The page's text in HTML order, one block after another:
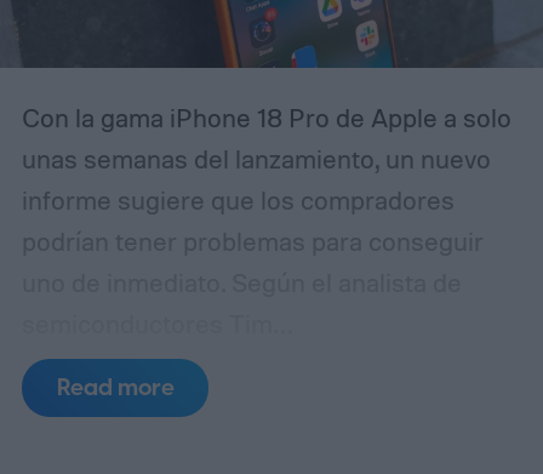
Con la gama iPhone 18 Pro de Apple a solo
unas semanas del lanzamiento, un nuevo
informe sugiere que los compradores
podrían tener problemas para conseguir
Culpan (vía 9to5Mac), la escasez de DRAM
está frenando la producción y podría dejar
Read more